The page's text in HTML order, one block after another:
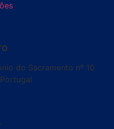
do Sacramento nº 10